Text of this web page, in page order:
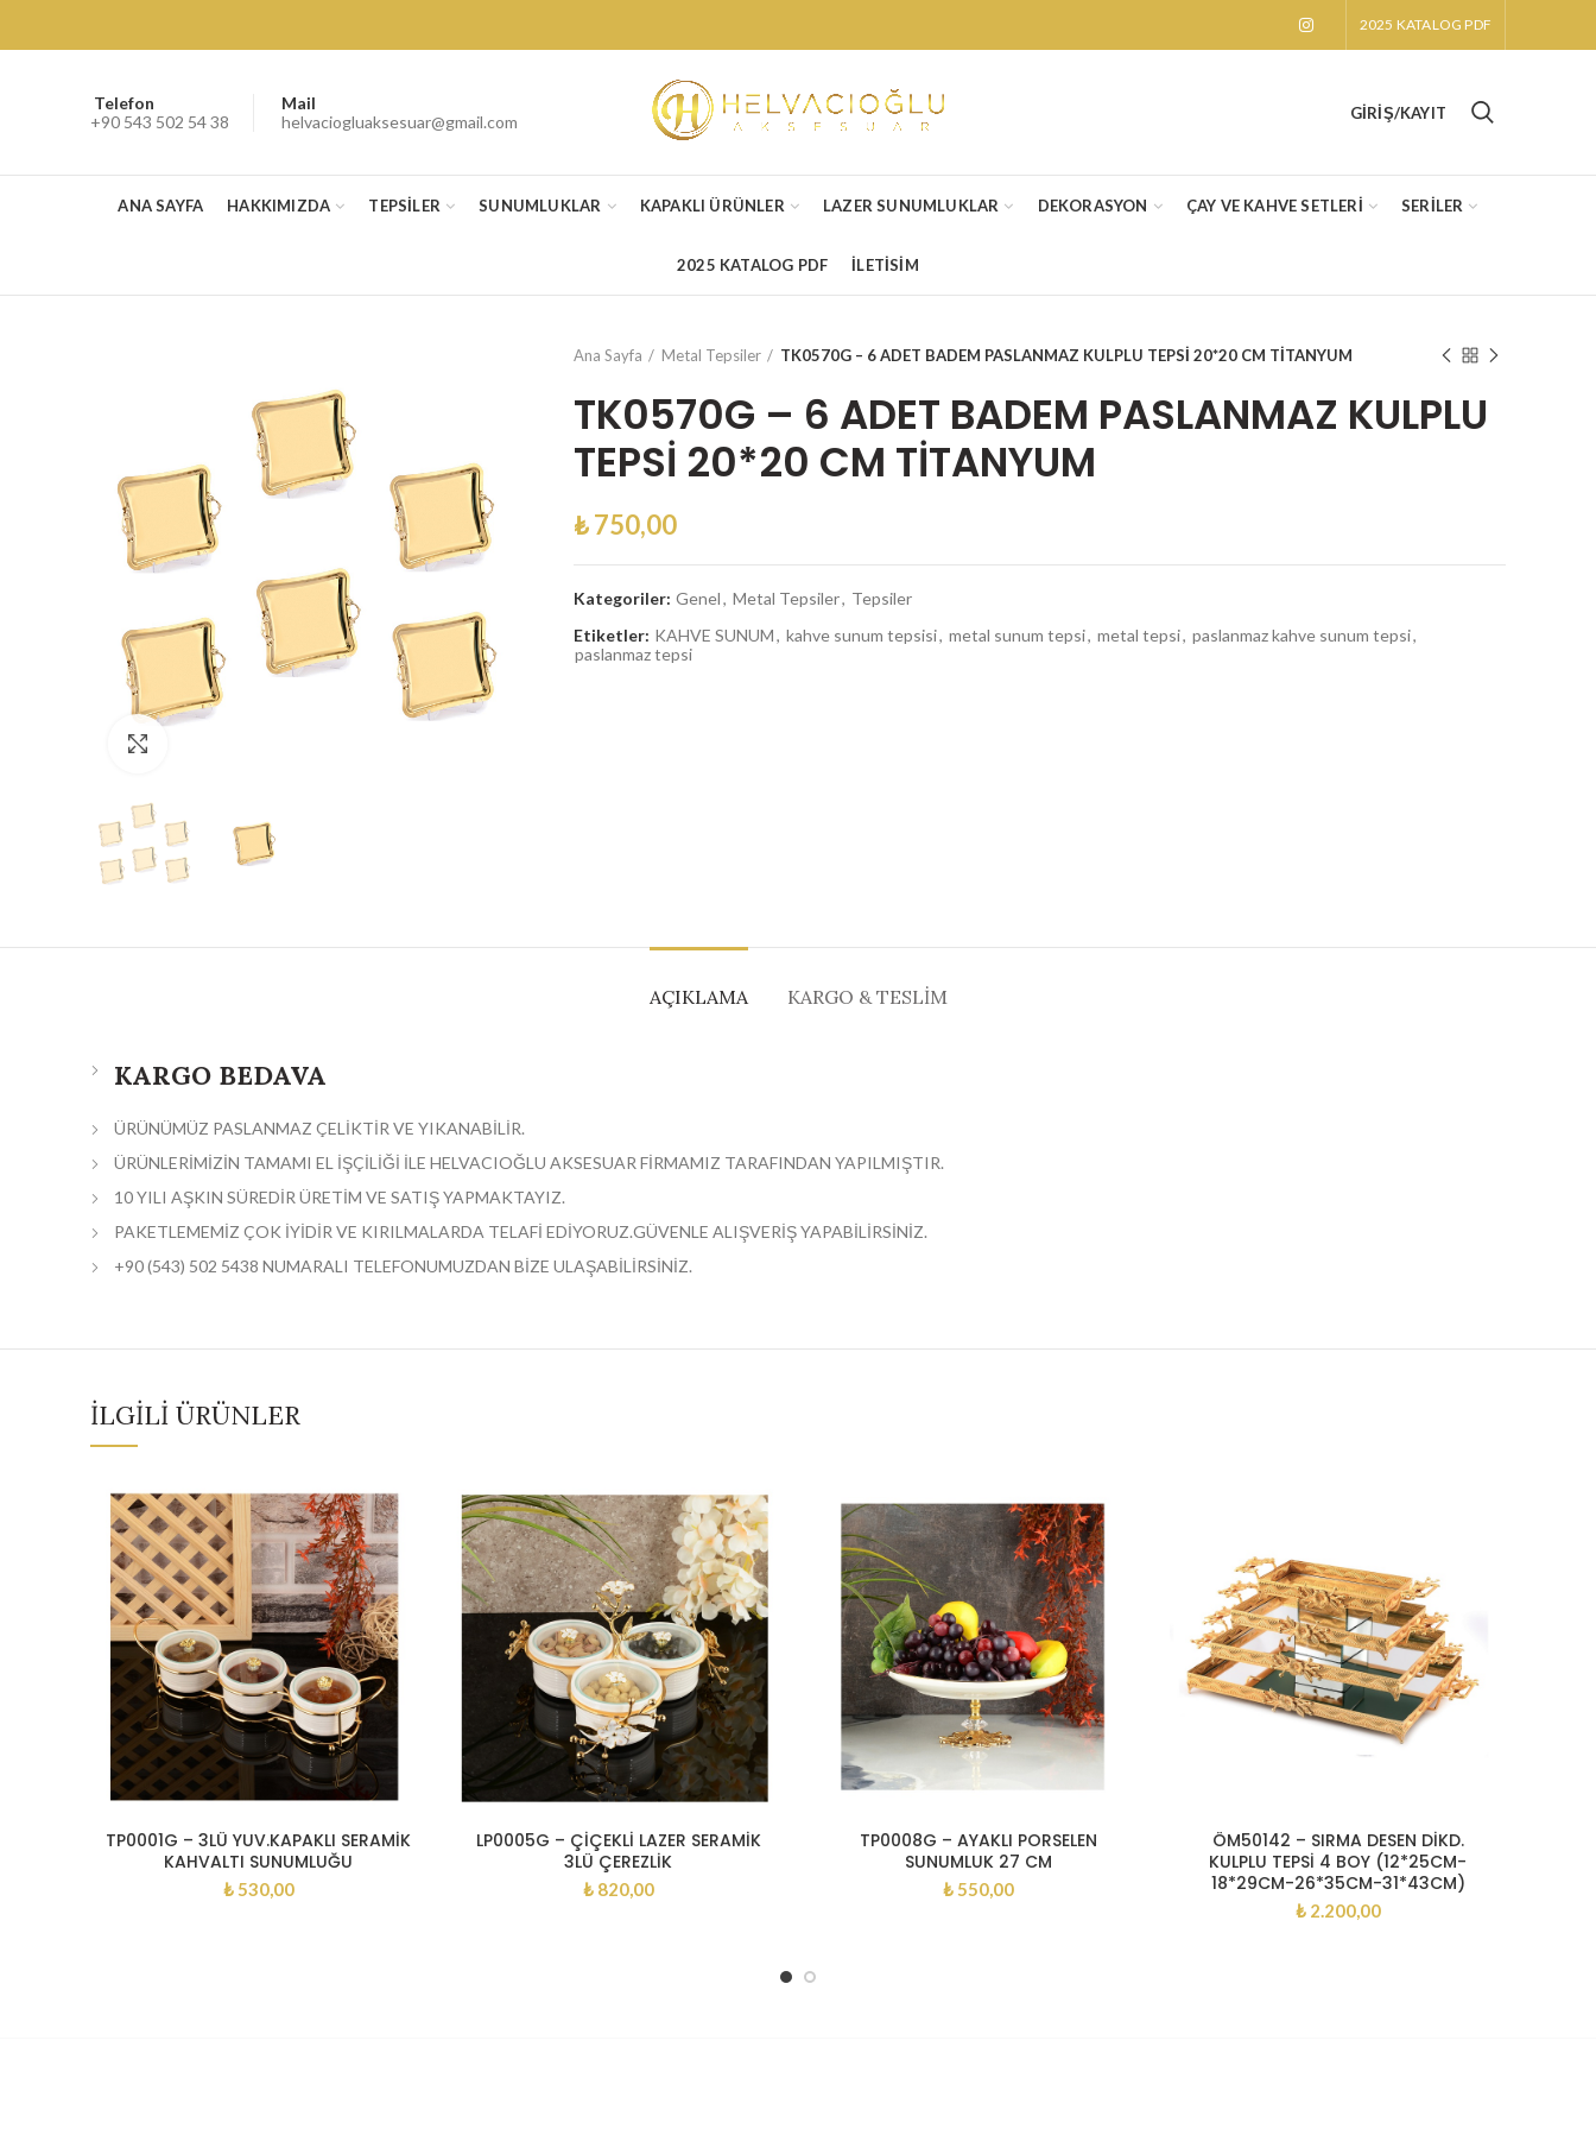
2025 KATALOG PDF
Telefon
+90 543 502 54 38
Mail
helvaciogluaksesuar@gmail.com
GIRIŞ/KAYIT
ANA SAYFA HAKKIMIZDA TEPSİLER SUNUMLUKLAR KAPAKLI ÜRÜNLER LAZER SUNUMLUKLAR DEKORASYON ÇAY VE KAHVE SETLERİ SERİLER
2025 KATALOG PDF İLETİSİM
Ana Sayfa Metal Tepsiler TK0570G – 6 ADET BADEM PASLANMAZ KULPLU TEPSİ 20*20 CM TİTANYUM
TK0570G – 6 ADET BADEM PASLANMAZ KULPLU
TEPSİ 20*20 CM TİTANYUM
₺750,00
Kategoriler: Genel, Metal Tepsiler, Tepsiler
Etiketler: KAHVE SUNUM, kahve sunum tepsisi, metal sunum tepsi, metal tepsi, paslanmaz kahve sunum tepsi,
paslanmaz tepsi
AÇIKLAMA KARGO & TESLIM
KARGO BEDAVA
ÜRÜNÜMÜZ PASLANMAZ ÇELİKTİR VE YIKANABİLİR.
ÜRÜNLERİMİZİN TAMAMI EL İŞÇİLİĞİ İLE HELVACIOĞLU AKSESUAR FİRMAMIZ TARAFINDAN YAPILMIŞTIR.
10 YILI AŞKIN SÜREDİR ÜRETİM VE SATIŞ YAPMAKTAYIZ.
PAKETLEMEMİZ ÇOK İYİDİR VE KIRILMALARDA TELAFİ EDİYORUZ.GÜVENLE ALIŞVERİŞ YAPABİLİRSİNİZ.
+90 (543) 502 5438 NUMARALI TELEFONUMUZDAN BİZE ULAŞABİLİRSİNİZ.
İLGILI ÜRÜNLER
TP0001G – 3LÜ YUV.KAPAKLI SERAMİK
KAHVALTI SUNUMLUĞU
₺530,00
LP0005G – ÇİÇEKLİ LAZER SERAMİK
3LÜ ÇEREZLİK
₺820,00
TP0008G – AYAKLI PORSELEN
SUNUMLUK 27 CM
₺550,00
ÖM50142 – SIRMA DESEN DİKD.
KULPLU TEPSİ 4 BOY (12*25CM-
18*29CM-26*35CM-31*43CM)
₺2.200,00